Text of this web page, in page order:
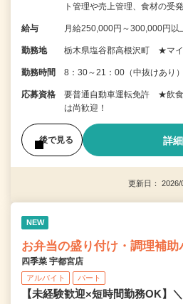
ト管理や売上管理、食材の受
給与 月給250,000円～300,000円以
勤務地 栃木県塩谷郡高根沢町 ★マイ
勤務時間 8：30～21：00（中抜けあり
応募資格
要普通自動車運転免許 ★飲食
は尚歓迎！
後で見る 詳
更新日：
NEW
お弁当の盛り付け・調理補助
四季菜 宇都宮店
アルバイト パート
【未経験歓迎×短時間勤務OK】